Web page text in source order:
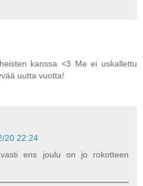
kanssa <3 Me ei uskallettu
uutta vuotta!
20 22:24
ens joulu on jo rokotteen